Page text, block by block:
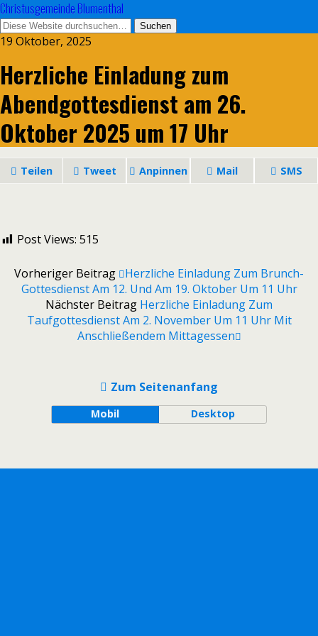
Christusgemeinde Blumenthal
19 Oktober, 2025
Herzliche Einladung zum
Abendgottesdienst am 26.
Oktober 2025 um 17 Uhr
Teilen Tweet Anpinnen Mail SMS
Post Views: 515
Vorheriger Beitrag
Herzliche Einladung Zum Brunch-
Gottesdienst Am 12. Und Am 19. Oktober Um 11 Uhr
Nächster Beitrag Herzliche Einladung Zum
Taufgottesdienst Am 2. November Um 11 Uhr Mit
Anschließendem Mittagessen
Zum Seitenanfang
Mobil Desktop